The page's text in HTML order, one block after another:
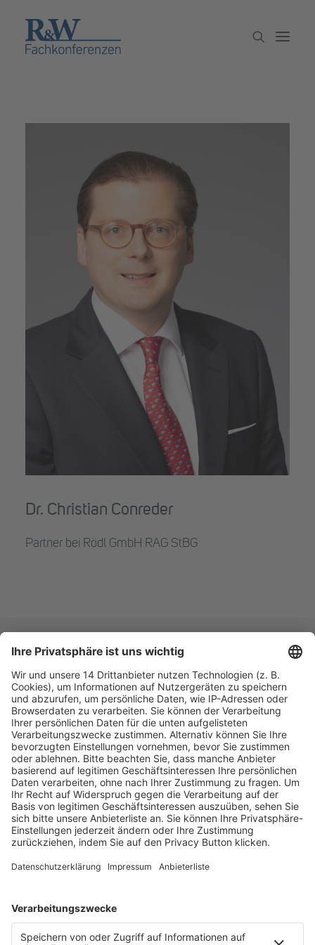
Newsletter
Dr. Christian Conreder
Partner bei Rödl GmbH RAG StBG
Fachmedien Recht und Wirtschaft
Ein Fachbereich der
dfv Mediengruppe
Mainzer Landstr. 251
60326 Frankfurt am Main
E-Mail:info@ruw.de
Web:https://www.ruw.de
AGB
Datenschutzerklärung